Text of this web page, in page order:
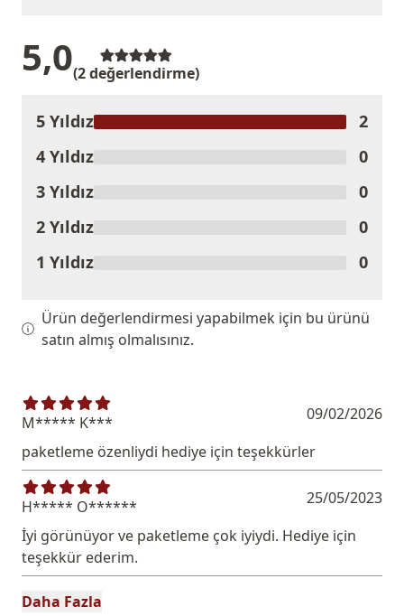
5,0(2 değerlendirme)
Ürünü Değerlendir
5 Yıldız
2
4 Yıldız
0
3 Yıldız
0
2 Yıldız
0
1 Yıldız
0
Ürün değerlendirmesi yapabilmek için bu ürünü
satın almış olmalısınız.
M***** K***
09/02/2026
paketleme özenliydi hediye için teşekkürler
H***** O******
25/05/2023
İyi görünüyor ve paketleme çok iyiydi. Hediye için
teşekkür ederim.
Daha Fazla